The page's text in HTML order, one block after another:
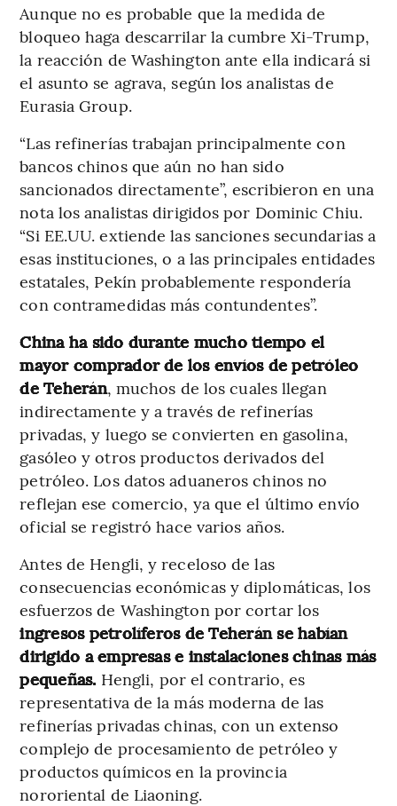
Aunque no es probable que la medida de
bloqueo haga descarrilar la cumbre Xi-Trump,
la reacción de Washington ante ella indicará si
el asunto se agrava, según los analistas de
Eurasia Group.
“Las refinerías trabajan principalmente con
bancos chinos que aún no han sido
sancionados directamente”, escribieron en una
nota los analistas dirigidos por Dominic Chiu.
“Si EE.UU. extiende las sanciones secundarias a
esas instituciones, o a las principales entidades
estatales, Pekín probablemente respondería
con contramedidas más contundentes”.
China ha sido durante mucho tiempo el
mayor comprador de los envíos de petróleo
de Teherán, muchos de los cuales llegan
indirectamente y a través de refinerías
privadas, y luego se convierten en gasolina,
gasóleo y otros productos derivados del
petróleo. Los datos aduaneros chinos no
reflejan ese comercio, ya que el último envío
oficial se registró hace varios años.
Antes de Hengli, y receloso de las
consecuencias económicas y diplomáticas, los
esfuerzos de Washington por cortar los
ingresos petrolíferos de Teherán se habían
dirigido a empresas e instalaciones chinas más
pequeñas. Hengli, por el contrario, es
representativa de la más moderna de las
refinerías privadas chinas, con un extenso
complejo de procesamiento de petróleo y
productos químicos en la provincia
nororiental de Liaoning.